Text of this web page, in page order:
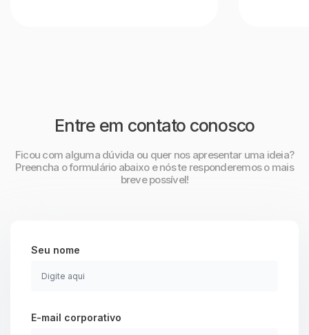
Entre em contato conosco
Ficou com alguma dúvida ou quer nos apresentar uma ideia?
Preencha o formulário abaixo e nós te responderemos o mais
breve possível!
Seu nome
E-mail corporativo